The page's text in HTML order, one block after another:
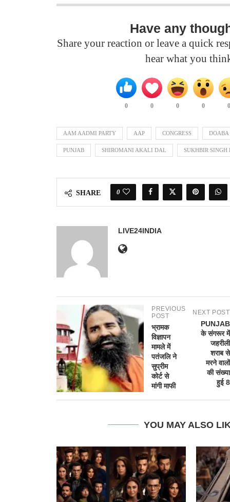
Have any
Share your reaction or leave a quick
hear what you
0 0 0 0
AAM AADMI PARTY AAP CONGRESS DOABA
PUNJAB SHIROMANI AKALI DAL SUKHBIR SINGH
SHARE 0
LIVE24INDIA
PREVIOUS
POST
भ्रामक
विज्ञापन
मामले में
पतंजलि ने
सुप्रीम
कोर्ट से
मांगी माफी
NEXT POST
PUNJAB
के संगरूर में
जहरीली
शराब से
मरने वालों
की संख्या
हुई 8
YOU MAY ALSO